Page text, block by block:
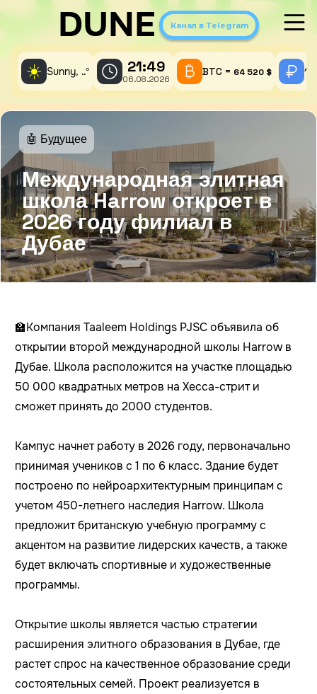
DUNE Канал в Telegram
☀️ Sunny, ..° 21:49
06.08.2026
BTC = 64 520 $ 1
Международная элитная
школа Harrow откроет в
2026 году филиал в
Дубае
🤖 Будущее
🏫Компания Taaleem Holdings PJSC объявила об
открытии второй международной школы Harrow в
Дубае. Школа расположится на участке площадью
50 000 квадратных метров на Хесса-стрит и
сможет принять до 2000 студентов.
Кампус начнет работу в 2026 году, первоначально
принимая учеников с 1 по 6 класс. Здание будет
построено по нейроархитектурным принципам с
учетом 450-летнего наследия Harrow. Школа
предложит британскую учебную программу с
акцентом на развитие лидерских качеств, а также
будет включать спортивные и художественные
программы.
Открытие школы является частью стратегии
расширения элитного образования в Дубае, где
растет спрос на качественное образование среди
состоятельных семей. Проект реализуется в